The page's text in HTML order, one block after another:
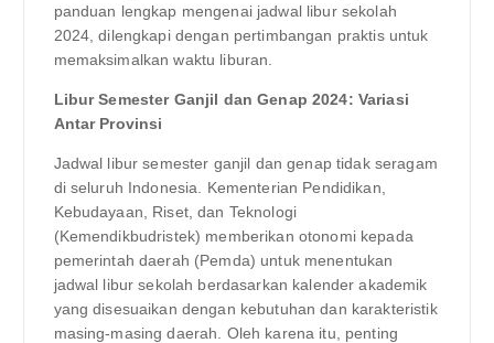
panduan lengkap mengenai jadwal libur sekolah
2024, dilengkapi dengan pertimbangan praktis untuk
memaksimalkan waktu liburan.
Libur Semester Ganjil dan Genap 2024: Variasi
Antar Provinsi
Jadwal libur semester ganjil dan genap tidak seragam
di seluruh Indonesia. Kementerian Pendidikan,
Kebudayaan, Riset, dan Teknologi
(Kemendikbudristek) memberikan otonomi kepada
pemerintah daerah (Pemda) untuk menentukan
jadwal libur sekolah berdasarkan kalender akademik
yang disesuaikan dengan kebutuhan dan karakteristik
masing-masing daerah. Oleh karena itu, penting